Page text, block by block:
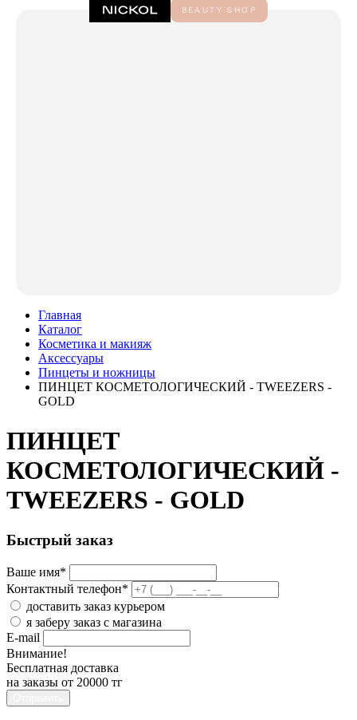
Главная
Каталог
Косметика и макияж
Аксессуары
Пинцеты и ножницы
ПИНЦЕТ КОСМЕТОЛОГИЧЕСКИЙ - TWEEZERS -
GOLD
ПИНЦЕТ
КОСМЕТОЛОГИЧЕСКИЙ -
TWEEZERS - GOLD
Быстрый заказ
Ваше имя*
Контактный телефон*
доставить заказ курьером
я заберу заказ с магазина
E-mail
Внимание!
Бесплатная доставка
на заказы от 20000 тг